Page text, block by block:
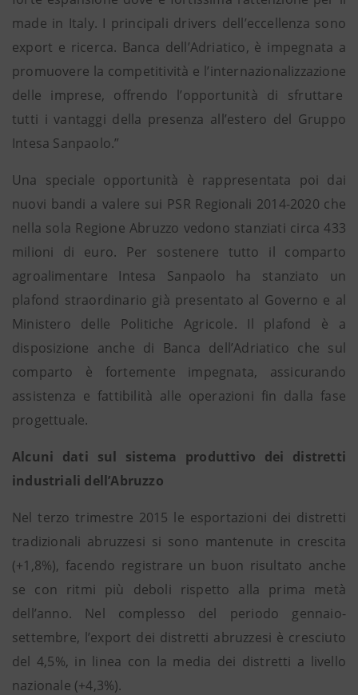
made in Italy. I principali drivers dell’eccellenza sono
export e ricerca. Banca dell’Adriatico, è impegnata a
promuovere la competitività e l’internazionalizzazione
delle imprese, offrendo l’opportunità di sfruttare
tutti i vantaggi della presenza all’estero del Gruppo
Intesa Sanpaolo.”
Una speciale opportunità è rappresentata poi dai
nuovi bandi a valere sui PSR Regionali 2014-2020 che
nella sola Regione Abruzzo vedono stanziati circa 433
milioni di euro. Per sostenere tutto il comparto
agroalimentare Intesa Sanpaolo ha stanziato un
plafond straordinario già presentato al Governo e al
Ministero delle Politiche Agricole. Il plafond è a
disposizione anche di Banca dell’Adriatico che sul
comparto è fortemente impegnata, assicurando
assistenza e fattibilità alle operazioni fin dalla fase
progettuale.
Alcuni dati sul sistema produttivo dei distretti
industriali dell’Abruzzo
Nel terzo trimestre 2015 le esportazioni dei distretti
tradizionali abruzzesi si sono mantenute in crescita
(+1,8%), facendo registrare un buon risultato anche
se con ritmi più deboli rispetto alla prima metà
dell’anno. Nel complesso del periodo gennaio-
settembre, l’export dei distretti abruzzesi è cresciuto
del 4,5%, in linea con la media dei distretti a livello
nazionale (+4,3%).